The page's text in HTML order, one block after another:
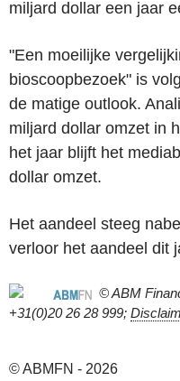
miljard dollar een jaar
"Een moeilijke
bioscoopbezoek" is
de matige outlook.
miljard dollar omzet in
het jaar blijft het
dollar omzet.
Het aandeel steeg
verloor het aandeel dit
© ABM
+31(0)20 26 28 999;
© ABMFN - 2026